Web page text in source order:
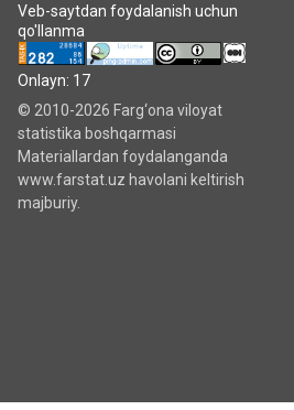
Veb-saytdan foydalanish uchun
qo'llanma
Onlayn: 17
© 2010-2026 Farg‘ona viloyat
statistika boshqarmasi
Materiallardan foydalanganda
www.farstat.uz havolani keltirish
majburiy.